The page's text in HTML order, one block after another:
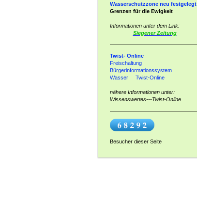
Wasserschutzzone neu festgelegt
Grenzen für die Ewigkeit
Informationen unter dem Link:
Siegener Zeitung
Twist- Online
Freischaltung
Bürgerinformationssystem
Wasser Twist-Online
nähere Informationen unter:
Wissenswertes---Twist-Online
Besucher dieser Seite